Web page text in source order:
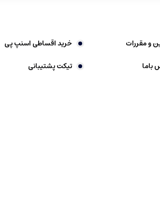
و مقررات
خرید اقساطی اسنپ پی
باما تیکت پشتیبانی